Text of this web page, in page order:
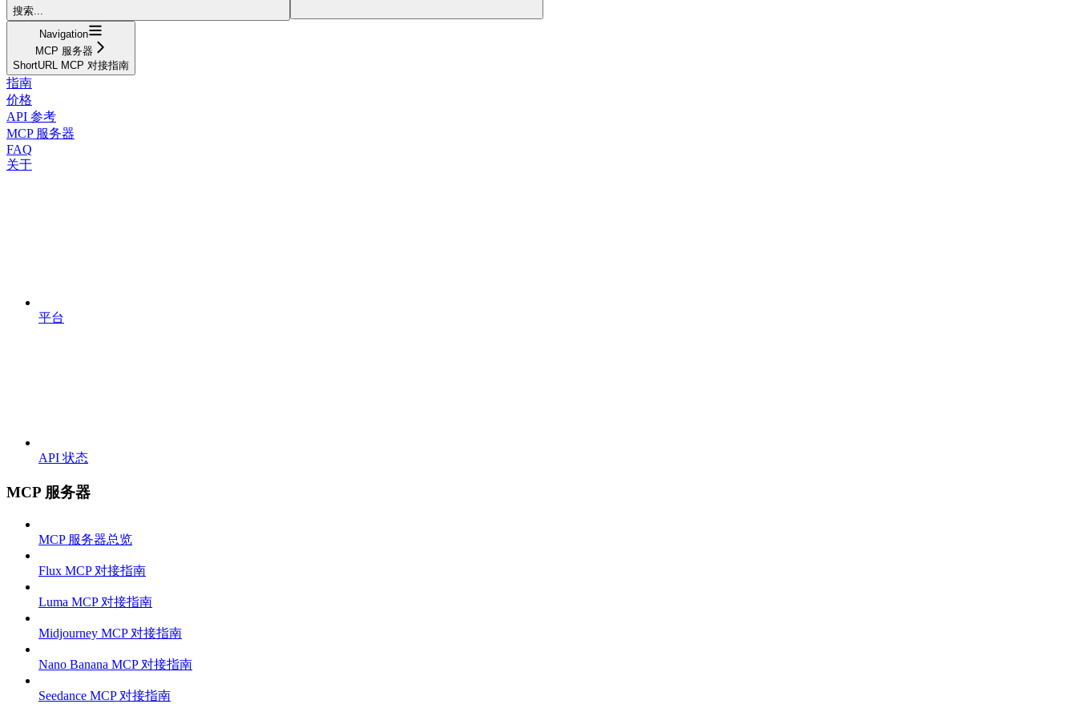
搜索...
Navigation
MCP 服务器
ShortURL MCP 对接指南
指南
价格
API 参考
MCP 服务器
FAQ
关于
平台
API 状态
MCP 服务器
MCP 服务器总览
Flux MCP 对接指南
Luma MCP 对接指南
Midjourney MCP 对接指南
Nano Banana MCP 对接指南
Seedance MCP 对接指南